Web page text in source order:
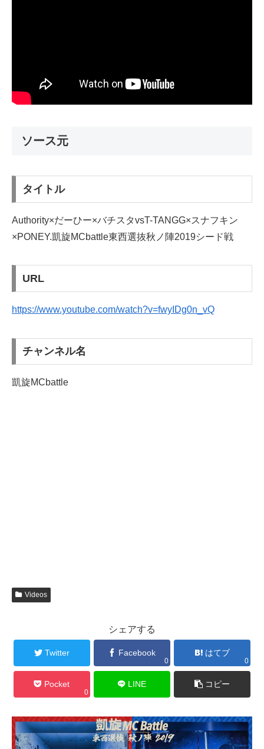
ソース元
タイトル
Authority×だーひー×バチスタvsT-TANGG×スナフキン
×PONEY.凱旋MCbattle東西選抜秋ノ陣2019シード戦
URL
https://www.youtube.com/watch?v=fwyIDg0n_vQ
チャンネル名
凱旋MCbattle
Videos
シェアする
Twitter Facebook
0
はてブ
0
Pocket
0
LINE コピー